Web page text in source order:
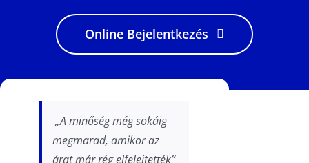
Online Bejelentkezés
„A minőség még sokáig
megmarad, amikor az
árat már rég elfelejtették”